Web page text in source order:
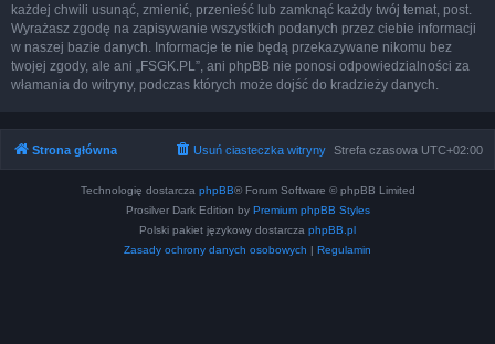
każdej chwili usunąć, zmienić, przenieść lub zamknąć każdy twój temat, post.
Wyrażasz zgodę na zapisywanie wszystkich podanych przez ciebie informacji
w naszej bazie danych. Informacje te nie będą przekazywane nikomu bez
twojej zgody, ale ani „FSGK.PL”, ani phpBB nie ponosi odpowiedzialności za
włamania do witryny, podczas których może dojść do kradzieży danych.
Strona główna Strefa czasowa UTC+02:00
Usuń ciasteczka witryny
Technologię dostarcza phpBB® Forum Software © phpBB Limited
Prosilver Dark Edition by Premium phpBB Styles
Polski pakiet językowy dostarcza phpBB.pl
Zasady ochrony danych osobowych | Regulamin